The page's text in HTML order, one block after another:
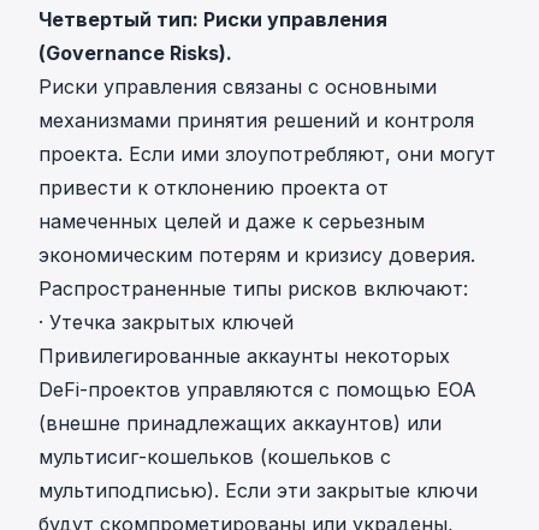
Четвертый тип: Риски управления
(Governance Risks).
Риски управления связаны с основными
механизмами принятия решений и контроля
проекта. Если ими злоупотребляют, они могут
привести к отклонению проекта от
намеченных целей и даже к серьезным
экономическим потерям и кризису доверия.
Распространенные типы рисков включают:
· Утечка закрытых ключей
Привилегированные аккаунты некоторых
DeFi-проектов управляются с помощью EOA
(внешне принадлежащих аккаунтов) или
мультисиг-кошельков (кошельков с
мультиподписью). Если эти закрытые ключи
будут скомпрометированы или украдены,